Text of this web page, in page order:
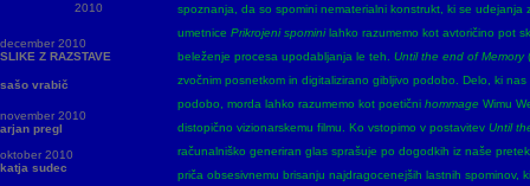
2010
december 2010
SLIKE Z RAZSTAVE
sašo vrabič
november 2010
arjan pregl
oktober 2010
katja sudec
spoznanja, da so spomini nematerialni konstrukt, ki se udejanja
umetnice Prikrojeni spominilahko razumemo kot avtoričino pot
beleženje procesa upodabljanja le teh. Until the end of Memory
zvočnim posnetkom in digitalizirano gibljivo podobo. Delo, ki
podobo, morda lahko razumemo kot poetični hommage Wimu
distopično vizionarskemu filmu. Ko vstopimo v postavitev Until
računalniško generiran glas sprašuje po dogodkih iz naše
priča obsesivnemu brisanju najdragocenejših lastnih spominov,